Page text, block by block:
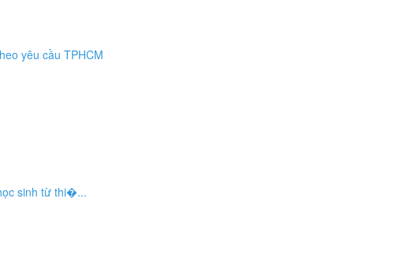
yêu cầu TPHCM
sinh từ thi�...